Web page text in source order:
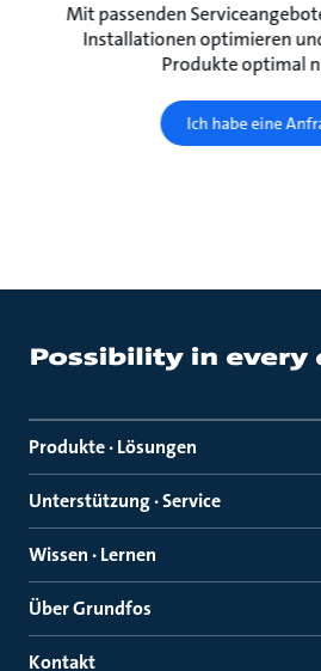
Mit passenden
Installationen optimieren
Produkte optimal
Ich habe eine
Produkte · Lösungen
Unterstützung · Service
Wissen · Lernen
Über Grundfos
Kontakt